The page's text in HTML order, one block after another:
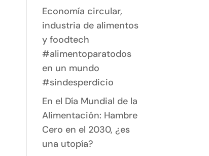
Economía circular,
industria de alimentos
y foodtech
#alimentoparatodos
en un mundo
#sindesperdicio
En el Día Mundial de la
Alimentación: Hambre
Cero en el 2030, ¿es
una utopía?